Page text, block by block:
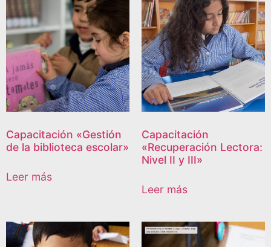
Capacitación «Gestión
de la biblioteca escolar»
Leer más
Capacitación
«Recuperación Lectora:
Nivel II y III»
Leer más